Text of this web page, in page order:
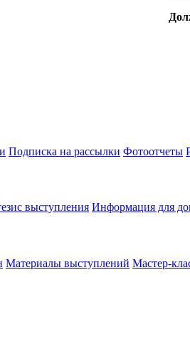
Подписка на рассылки Фотоотчеты
выступления Информация для
Материалы выступлений Мастер-